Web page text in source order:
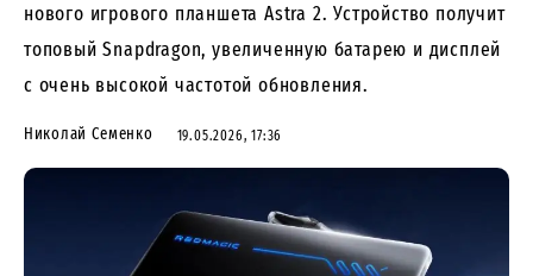
нового игрового планшета Astra 2. Устройство получит
топовый Snapdragon, увеличенную батарею и дисплей
с очень высокой частотой обновления.
Николай Семенко 19.05.2026, 17:36